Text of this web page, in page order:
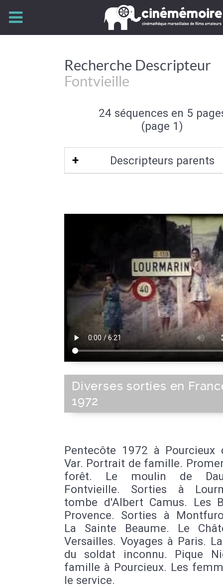
Recherche Descripteur
Fontvieille
24 séquences en 5
(page 1)
Descripteurs parents
Est de la France|Bassin
Sud de la France|Europe de
|Europe
Diverses sorties en
1972
Pentecôte 1972 à Pourcieux
Var. Portrait de famille.
forêt. Le moulin de
Fontvieille. Sorties à
tombe d'Albert Camus. Les
Provence. Sorties à
La Sainte Beaume. Le
Versailles. Voyages à Paris.
du soldat inconnu. Pique
famille à Pourcieux. Les
le service.